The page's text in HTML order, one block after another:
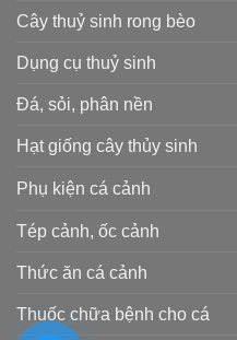
Cây thuỷ sinh rong bèo
Dụng cụ thuỷ sinh
Đá, sỏi, phân nền
Hạt giống cây thủy sinh
Phụ kiện cá cảnh
Tép cảnh, ốc cảnh
Thức ăn cá cảnh
Thuốc chữa bệnh cho cá